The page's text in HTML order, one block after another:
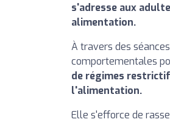
s'adresse aux
alimentation.
À travers des
comportementales
de régimes
l'alimentation.
Elle s'efforce de